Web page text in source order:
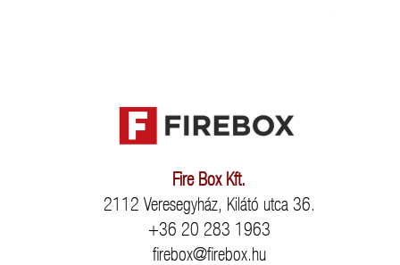
Fire Box Kft.
2112 Veresegyház, Kilátó utca 36.
+36 20 283 1963
firebox@firebox.hu